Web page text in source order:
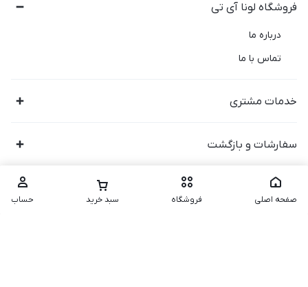
فروشگاه لونا آی تی
درباره ما
تماس با ما
خدمات مشتری
سفارشات و بازگشت
صفحه اصلی فروشگاه سبد خرید حساب